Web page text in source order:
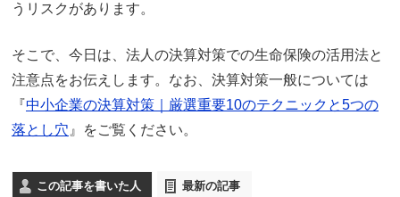
うリスクがあります。
そこで、今日は、法人の決算対策での生命保険の活用法と
注意点をお伝えします。なお、決算対策一般については
『中小企業の決算対策｜厳選重要10のテクニックと5つの
落とし穴 』をご覧ください。
この記事を書いた人 最新の記事